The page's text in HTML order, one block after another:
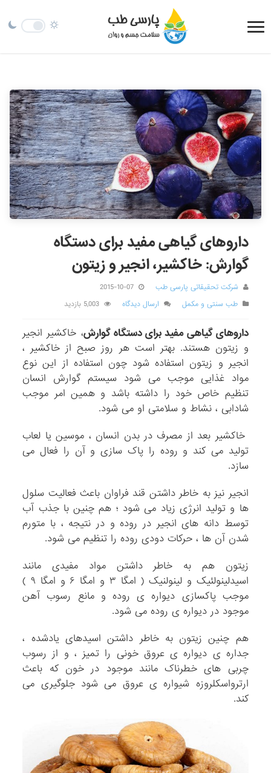
داروهای گیاهی مفید برای دستگاه
گوارش: خاکشیر، انجیر و زیتون
شرکت تحقیقاتی پارسی طب
2015-10-07
طب سنتی و مکمل
ارسال دیدگاه 5,003 بازدید
داروهای گیاهی مفید برای دستگاه گوارش، خاکشیر انجیر
و زیتون هستند. بهتر است هر روز صبح از خاکشیر ،
انجیر و زیتون استفاده شود چون استفاده از این نوع
مواد غذایی موجب می شود سیستم گوارش انسان
تنظیم خاص خود را داشته باشد و همین امر موجب
شادابی ، نشاط و سلامتی او می شود.
خاکشیر بعد از مصرف در بدن انسان ، موسین یا لعاب
تولید می کند و روده را پاک سازی و آن را فعال می
سازد.
انجیر نیز به خاطر داشتن قند فراوان باعث فعالیت سلول
ها و تولید انرژی زیاد می شود ؛ هم چنین با جذب آب
توسط دانه های انجیر در روده و در نتیجه ، با متورم
شدن آن ها ، حرکات دودی روده را تنظیم می شود.
زیتون هم به خاطر داشتن مواد مفیدی مانند
اسیدلینولئیک و لینولنیک ( امگا ۳ و امگا ۶ و امگا ۹ )
موجب پاکسازی دیواره ی روده و مانع رسوب آهن
موجود در دیواره ی روده می شود.
هم چنین زیتون به خاطر داشتن اسیدهای یادشده ،
جداره ی دیواره ی عروق خونی را تمیز ، و از رسوب
چربی های خطرناک مانند موجود در خون که باعث
ارترواسکلروزه شیواره ی عروق می شود جلوگیری می
کند.